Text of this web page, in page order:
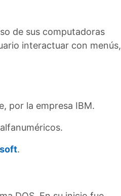
de sus computadoras
interactuar con menús,
por la empresa IBM.
.